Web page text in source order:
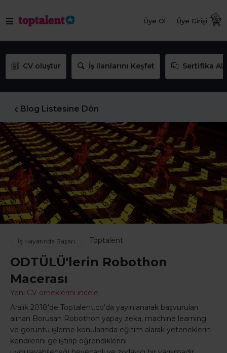
Üye Ol Üye Girişi
CV oluştur İş ilanlarını Keşfet Sertifika AL
Blog Listesine Dön
İş Hayatında Başarı Toptalent
ODTÜLÜ'lerin Robothon
Macerası
Yeni CV örneklerini incele
Aralık 2018'de Toptalent.co'da yayınlanarak başvuruları
alınan Borusan Robothon yapay zeka, machine learning
ve görüntü işleme konularında eğitim alarak yeteneklerin
kendilerini geliştirip öğrendiklerini